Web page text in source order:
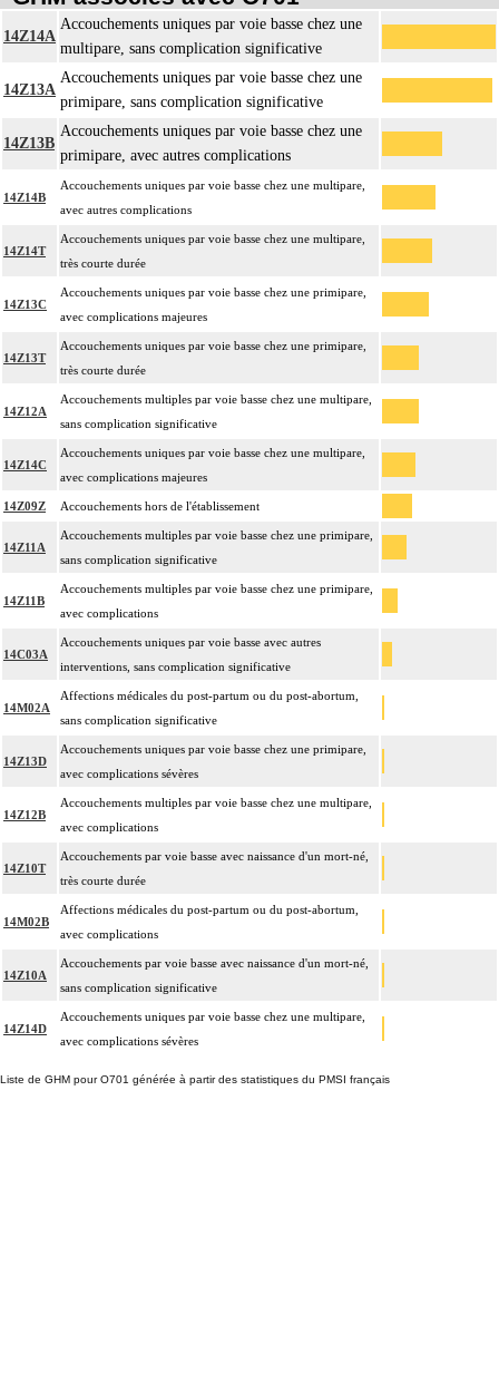
14Z14A
Accouchements uniques par voie basse chez une
multipare, sans complication significative
14Z13A
Accouchements uniques par voie basse chez une
primipare, sans complication significative
14Z13B
Accouchements uniques par voie basse chez une
primipare, avec autres complications
14Z14B
Accouchements uniques par voie basse chez une multipare,
avec autres complications
14Z14T
Accouchements uniques par voie basse chez une multipare,
très courte durée
14Z13C
Accouchements uniques par voie basse chez une primipare,
avec complications majeures
14Z13T
Accouchements uniques par voie basse chez une primipare,
très courte durée
14Z12A
Accouchements multiples par voie basse chez une multipare,
sans complication significative
14Z14C
Accouchements uniques par voie basse chez une multipare,
avec complications majeures
14Z09Z Accouchements hors de l'établissement
14Z11A
Accouchements multiples par voie basse chez une primipare,
sans complication significative
14Z11B
Accouchements multiples par voie basse chez une primipare,
avec complications
14C03A
Accouchements uniques par voie basse avec autres
interventions, sans complication significative
14M02A
Affections médicales du post-partum ou du post-abortum,
sans complication significative
14Z13D
Accouchements uniques par voie basse chez une primipare,
avec complications sévères
14Z12B
Accouchements multiples par voie basse chez une multipare,
avec complications
14Z10T
Accouchements par voie basse avec naissance d'un mort-né,
très courte durée
14M02B
Affections médicales du post-partum ou du post-abortum,
avec complications
14Z10A
Accouchements par voie basse avec naissance d'un mort-né,
sans complication significative
14Z14D
Accouchements uniques par voie basse chez une multipare,
avec complications sévères
Liste de GHM pour O701 générée à partir des statistiques du PMSI français